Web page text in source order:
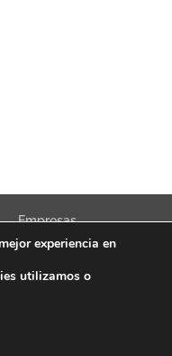
Empresas
Tendencias
& public affairs
experiencia en
utilizamos o